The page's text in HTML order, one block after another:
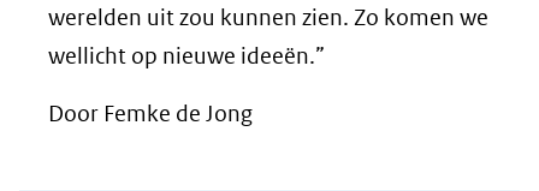
werelden uit zou kunnen zien. Zo komen we
wellicht op nieuwe ideeën.”
Door Femke de Jong